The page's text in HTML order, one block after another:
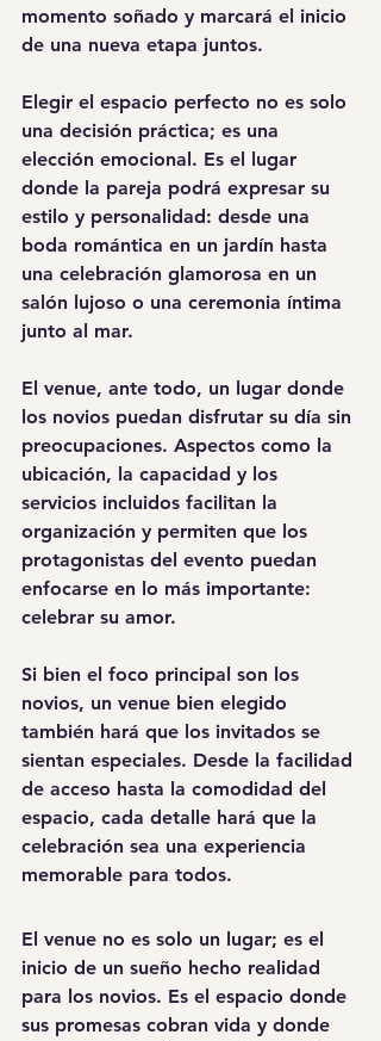
momento soñado y marcará el inicio
de una nueva etapa juntos.
Elegir el espacio perfecto no es solo
una decisión práctica; es una
elección emocional. Es el lugar
donde la pareja podrá expresar su
estilo y personalidad: desde una
boda romántica en un jardín hasta
una celebración glamorosa en un
salón lujoso o una ceremonia íntima
junto al mar.
El venue, ante todo, un lugar donde
los novios puedan disfrutar su día sin
preocupaciones. Aspectos como la
ubicación, la capacidad y los
servicios incluidos facilitan la
organización y permiten que los
protagonistas del evento puedan
enfocarse en lo más importante:
celebrar su amor.
Si bien el foco principal son los
novios, un venue bien elegido
también hará que los invitados se
sientan especiales. Desde la facilidad
de acceso hasta la comodidad del
espacio, cada detalle hará que la
celebración sea una experiencia
memorable para todos.
El venue no es solo un lugar; es el
inicio de un sueño hecho realidad
para los novios. Es el espacio donde
sus promesas cobran vida y donde